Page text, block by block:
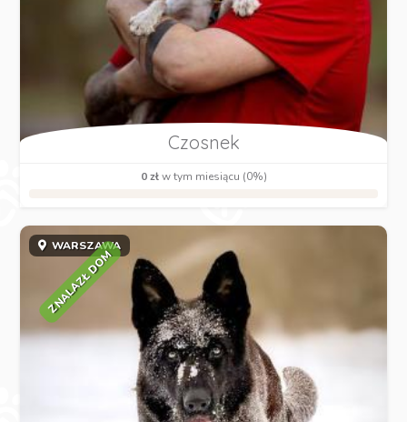
Czosnek
0 złw tym miesiącu (0%)
WARSZAWA
ZNALAZŁ DOM